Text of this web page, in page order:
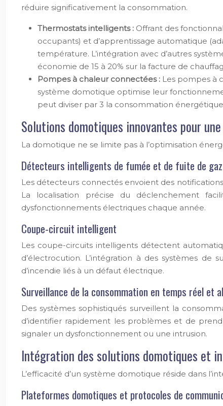
réduire significativement la consommation.
Thermostats intelligents : Offrant des
occupants) et d’apprentissage automatique
température. L’intégration avec d’autres
économie de 15 à 20% sur la facture de
Pompes à chaleur connectées : Les pompes à
système domotique optimise leur
peut diviser par 3 la consommation
Solutions domotiques innovantes pour
La domotique ne se limite pas à l’optimisation
Détecteurs intelligents de fumée et de fuite de gaz
Les détecteurs connectés envoient des
La localisation précise du déclenchement
dysfonctionnements électriques chaque année.
Coupe-circuit intelligent
Les coupe-circuits intelligents détectent
d’électrocution. L’intégration à des systèmes
d’incendie liés à un défaut électrique.
Surveillance de la consommation en temps réel et
Des systèmes sophistiqués surveillent la
d’identifier rapidement les problèmes et de
signaler un dysfonctionnement ou une intrusion.
Intégration des solutions domotiques et
L’efficacité d’un système domotique réside dans
Plateformes domotiques et protocoles de